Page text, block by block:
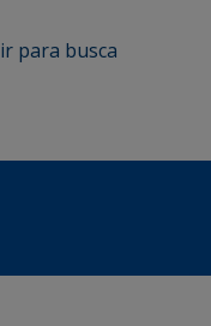
ir para busca